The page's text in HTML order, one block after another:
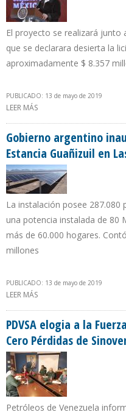
El proyecto se realizará junto
que se declarara desierta la
aproximadamente $ 8.357
PUBLICADO: 13 de mayo de 2019
LEER MÁS
Gobierno argentino
Estancia Guañizuil en
La instalación posee 287.080
una potencia instalada de 80
más de 60.000 hogares.
millones
PUBLICADO: 13 de mayo de 2019
LEER MÁS
PDVSA elogia a la
Cero Pérdidas de
Petróleos de Venezuela